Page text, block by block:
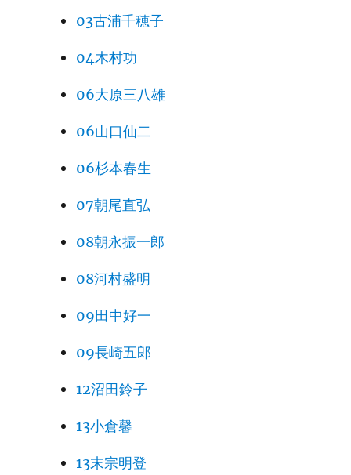
03古浦千穂子
04木村功
06大原三八雄
06山口仙二
06杉本春生
07朝尾直弘
08朝永振一郎
08河村盛明
09田中好一
09長崎五郎
12沼田鈴子
13小倉馨
13末宗明登